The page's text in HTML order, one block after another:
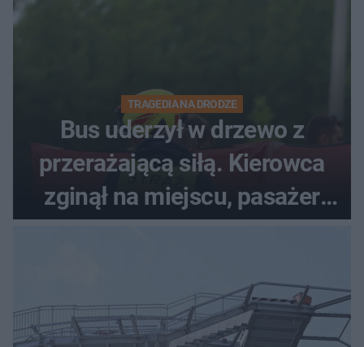
TRAGEDIA NA DRODZE
Bus uderzył w drzewo z
przerażającą siłą. Kierowca
zginął na miejscu, pasażer